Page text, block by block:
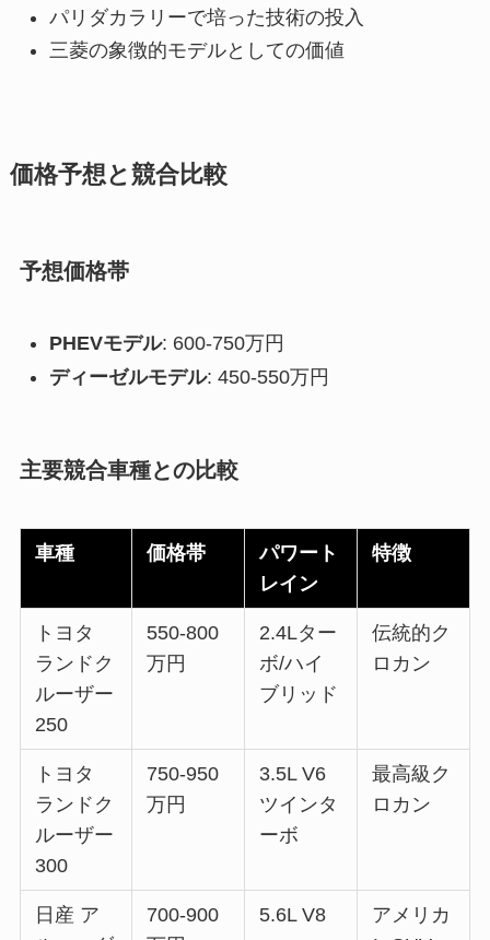
パリダカラリーで培った技術の投入
三菱の象徴的モデルとしての価値
価格予想と競合比較
予想価格帯
PHEVモデル: 600-750万円
ディーゼルモデル: 450-550万円
主要競合車種との比較
車種 価格帯
パワート
レイン
特徴
トヨタ
ランドク
ルーザー
250
550-800
万円
2.4Lター
ボ/ハイ
ブリッド
伝統的ク
ロカン
トヨタ
ランドク
ルーザー
300
750-950
万円
3.5L V6
ツインタ
ーボ
最高級ク
ロカン
日産 ア
700-900
5.6L V8
アメリカ